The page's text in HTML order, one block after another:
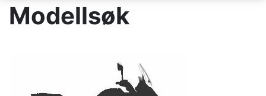
Modellsøk